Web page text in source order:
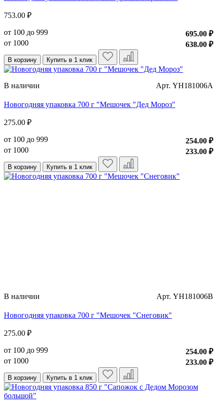
753.00 ₽
от 100 до 999
695.00 ₽
от 1000
638.00 ₽
В корзину Купить в 1 клик
В наличии Арт. YH181006A
Новогодняя упаковка 700 г "Мешочек "Дед Мороз"
275.00 ₽
от 100 до 999
254.00 ₽
от 1000
233.00 ₽
В корзину Купить в 1 клик
В наличии Арт. YH181006B
Новогодняя упаковка 700 г "Мешочек "Снеговик"
275.00 ₽
от 100 до 999
254.00 ₽
от 1000
233.00 ₽
В корзину Купить в 1 клик